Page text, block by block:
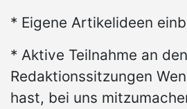
* Eigene Artikelideen
* Aktive Teilnahme an
Redaktionssitzungen
hast, bei uns